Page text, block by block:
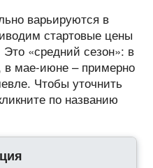
варьируются в
стартовые цены
«средний сезон»: в
в мае-июне – примерно
Чтобы уточнить
по названию